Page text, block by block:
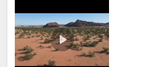
NÓS
INSTALAÇÕES
DOCUMENTAÇÃO
GALERIA
IMAGENS